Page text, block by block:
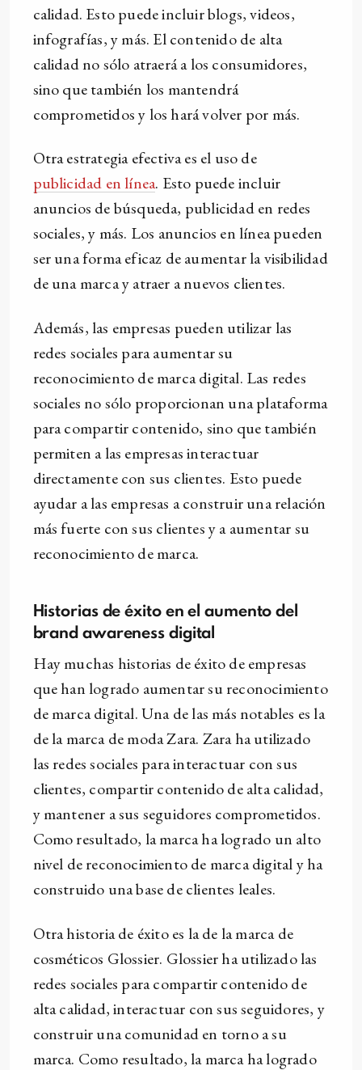
calidad. Esto puede incluir blogs, videos,
infografías, y más. El contenido de alta
calidad no sólo atraerá a los consumidores,
sino que también los mantendrá
comprometidos y los hará volver por más.
Otra estrategia efectiva es el uso de
publicidad en línea. Esto puede incluir
anuncios de búsqueda, publicidad en redes
sociales, y más. Los anuncios en línea pueden
ser una forma eficaz de aumentar la visibilidad
de una marca y atraer a nuevos clientes.
Además, las empresas pueden utilizar las
redes sociales para aumentar su
reconocimiento de marca digital. Las redes
sociales no sólo proporcionan una plataforma
para compartir contenido, sino que también
permiten a las empresas interactuar
directamente con sus clientes. Esto puede
ayudar a las empresas a construir una relación
más fuerte con sus clientes y a aumentar su
reconocimiento de marca.
Historias de éxito en el aumento del
brand awareness digital
Hay muchas historias de éxito de empresas
que han logrado aumentar su reconocimiento
de marca digital. Una de las más notables es la
de la marca de moda Zara. Zara ha utilizado
las redes sociales para interactuar con sus
clientes, compartir contenido de alta calidad,
y mantener a sus seguidores comprometidos.
Como resultado, la marca ha logrado un alto
nivel de reconocimiento de marca digital y ha
construido una base de clientes leales.
Otra historia de éxito es la de la marca de
cosméticos Glossier. Glossier ha utilizado las
redes sociales para compartir contenido de
alta calidad, interactuar con sus seguidores, y
construir una comunidad en torno a su
marca. Como resultado, la marca ha logrado